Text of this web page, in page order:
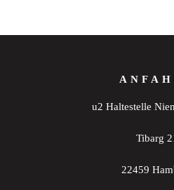
u2 Haltestelle
Tibarg
22459